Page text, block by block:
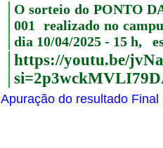
O sorteio do PONTO
001 realizado no
dia 10/04/2025 - 15 h,
https://youtu.be/
Apuração do resultado Final